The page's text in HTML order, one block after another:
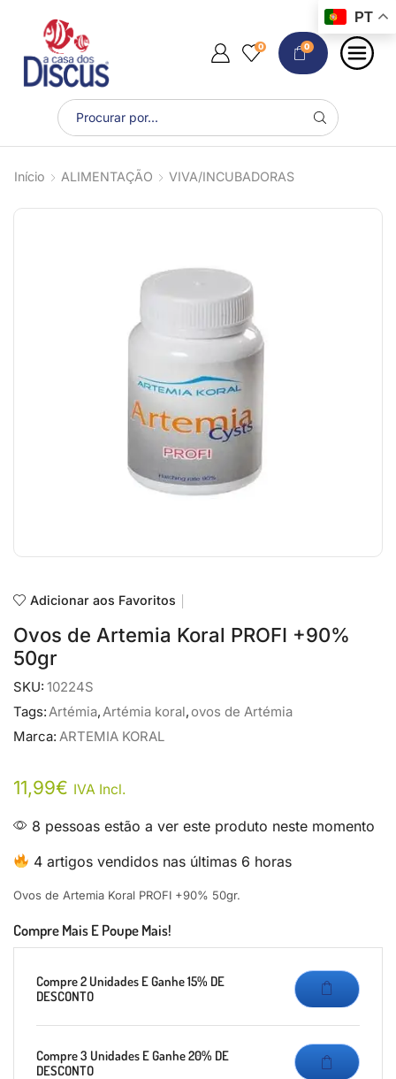
0 0
Início ALIMENTAÇÃO VIVA/INCUBADORAS
Adicionar aos Favoritos
Ovos de Artemia Koral PROFI +90%
50gr
SKU: 10224S
Tags: Artémia, Artémia koral,ovos de Artémia
Marca: ARTEMIA KORAL
11,99€ IVA Incl.
8 pessoas estão a ver este produto neste momento
4 artigos vendidos nas últimas 6 horas
Ovos de Artemia Koral PROFI +90% 50gr.
Compre Mais E Poupe Mais!
Compre 2 Unidades E Ganhe 15% DE
DESCONTO
Compre 3 Unidades E Ganhe 20% DE
DESCONTO
PT